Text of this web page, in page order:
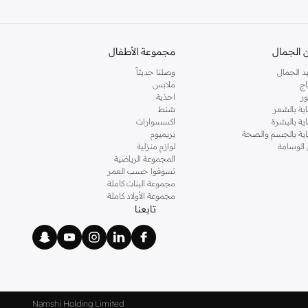
المفضل التالي وامتلاكه.
الجمال
الجمال
بالشعر
بالبشرة
بالجسم والصحة
الوسامة
مجموعة الأطفال
وصلنا حديثاً
ملابس
احذية
شنط
اكسسوارات
بريميوم
لوازم منزلية
المجموعة الرياضية
تسوقوا حسب العمر
مجموعة البنات كاملة
مجموعة الأولاد كاملة
تابعنا
Namshi Holding Limited